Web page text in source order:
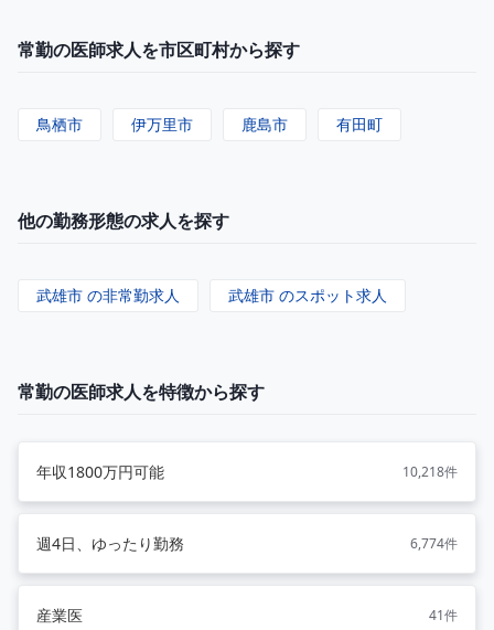
常勤の医師求人を市区町村から探す
鳥栖市 伊万里市 鹿島市 有田町
他の勤務形態の求人を探す
武雄市 の非常勤求人 武雄市 のスポット求人
常勤の医師求人を特徴から探す
年収1800万円可能 10,218件
週4日、ゆったり勤務 6,774件
産業医 41件